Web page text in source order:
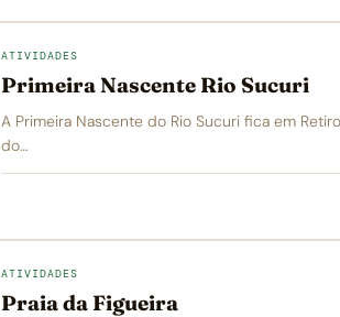
ATIVIDADES
Primeira Nascente Rio Sucuri
A Primeira Nascente do Rio Sucuri fica em
do…
ATIVIDADES
Praia da Figueira